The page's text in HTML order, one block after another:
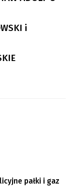
i
pałki i gaz